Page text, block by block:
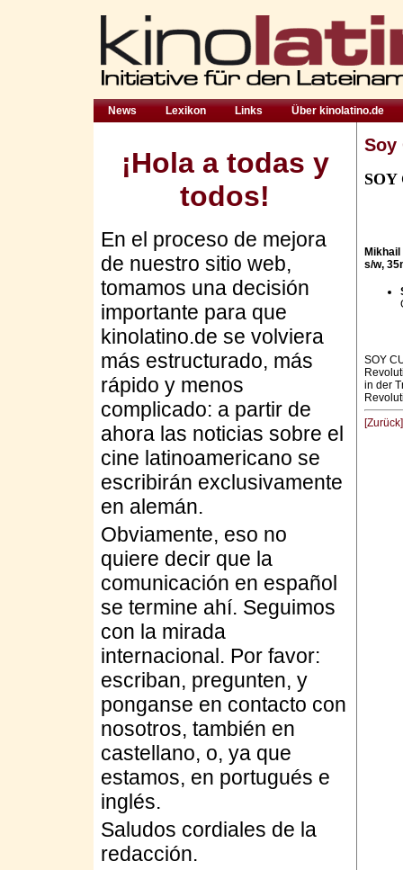
News Lexikon Links Über kinolatino.de
¡Hola a todas y
todos!
En el proceso de mejora
de nuestro sitio web,
tomamos una decisión
importante para que
kinolatino.de se volviera
más estructurado, más
rápido y menos
complicado: a partir de
ahora las noticias sobre el
cine latinoamericano se
escribirán exclusivamente
en alemán.
Obviamente, eso no
quiere decir que la
comunicación en español
se termine ahí. Seguimos
con la mirada
internacional. Por favor:
escriban, pregunten, y
ponganse en contacto con
nosotros, también en
castellano, o, ya que
estamos, en portugués e
inglés.
Saludos cordiales de la
redacción.
Soy
SOY
Mikhail
s/w,
SOY
in der
[Zurück]